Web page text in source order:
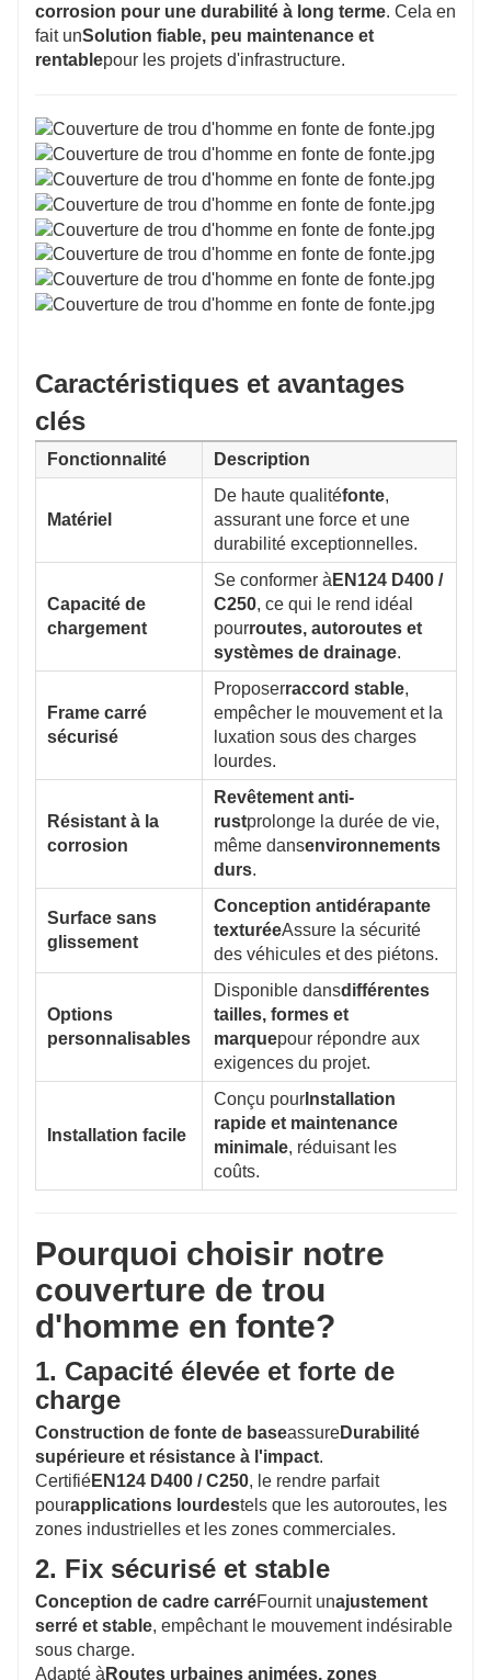
corrosion pour une durabilité à long terme. Cela en
fait unSolution fiable, peu maintenance et
rentablepour les projets d'infrastructure.
Caractéristiques et avantages
clés
Fonctionnalité Description
Matériel
De haute qualitéfonte,
assurant une force et une
durabilité exceptionnelles.
Capacité de
chargement
Se conformer à EN124 D400 /
C250, ce qui le rend idéal
pourroutes, autoroutes et
systèmes de drainage.
Frame carré
sécurisé
Proposerraccord stable,
empêcher le mouvement et la
luxation sous des charges
lourdes.
Résistant à la
corrosion
Revêtement anti-
rustprolonge la durée de vie,
même dansenvironnements
durs.
Surface sans
glissement
Conception antidérapante
texturéeAssure la sécurité
des véhicules et des piétons.
Options
personnalisables
Disponible dansdifférentes
tailles, formes et
marquepour répondre aux
exigences du projet.
Installation facile
Conçu pour Installation
rapide et maintenance
minimale, réduisant les
coûts.
Pourquoi choisir notre
couverture de trou
d'homme en fonte?
1. Capacité élevée et forte de
charge
Construction de fonte de baseassureDurabilité
supérieure et résistance à l'impact.
CertifiéEN124 D400 / C250, le rendre parfait
pourapplications lourdestels que les autoroutes, les
zones industrielles et les zones commerciales.
2. Fix sécurisé et stable
Conception de cadre carréFournit unajustement
serré et stable, empêchant le mouvement indésirable
sous charge.
Adapté à Routes urbaines animées, zones